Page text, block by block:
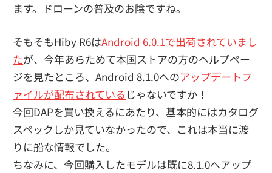
ます。ドローンの普及のお陰ですね。
そもそもHiby R6はAndroid 6.0.1で出荷されていまし
たが、今年あらためて本国ストアの方のヘルプペー
ジを見たところ、Android 8.1.0へのアップデートフ
ァイルが配布されている じゃないですか！
今回DAPを買い換えるにあたり、基本的にはカタログ
スペックしか見ていなかったので、これは本当に渡
りに船な情報でした。
ちなみに、今回購入したモデルは既に8.1.0へアップ